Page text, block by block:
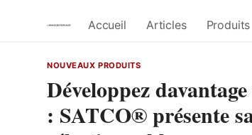
Accueil Articles Produits
NOUVEAUX PRODUITS
Développez
: SATCO® présente